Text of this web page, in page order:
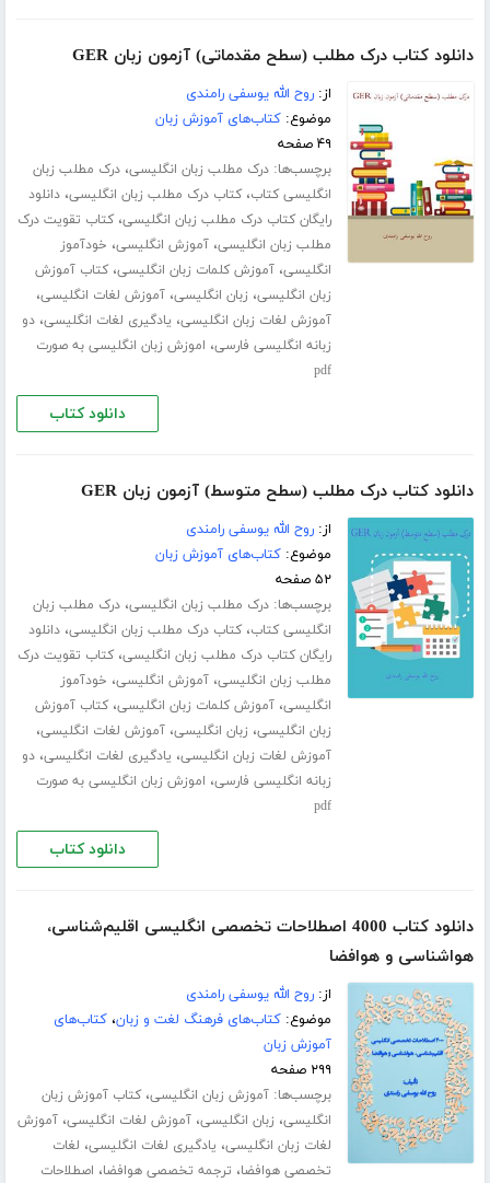
دانلود کتاب درک مطلب (سطح مقدماتی) آزمون زبان GER
از:روح الله یوسفی رامندی
موضوع:کتاب‌های آموزش زبان
۴۹ صفحه
برچسب‌ها:درک مطلب زبان انگلیسی،درک مطلب زبان
انگلیسی کتاب،کتاب درک مطلب زبان انگلیسی،دانلود
رایگان کتاب درک مطلب زبان انگلیسی،کتاب تقویت درک
مطلب زبان انگلیسی،آموزش انگلیسی، خودآموز
انگلیسی،آموزش کلمات زبان انگلیسی،کتاب آموزش
زبان انگلیسی، زبان انگلیسی،آموزش لغات انگلیسی،
آموزش لغات زبان انگلیسی، یادگیری لغات انگلیسی،دو
زبانه انگلیسی فارسی، اموزش زبان انگلیسی به صورت
pdf
دانلود کتاب
دانلود کتاب درک مطلب (سطح متوسط) آزمون زبان GER
از:روح الله یوسفی رامندی
موضوع:کتاب‌های آموزش زبان
۵۲ صفحه
برچسب‌ها:درک مطلب زبان انگلیسی،درک مطلب زبان
انگلیسی کتاب،کتاب درک مطلب زبان انگلیسی،دانلود
رایگان کتاب درک مطلب زبان انگلیسی،کتاب تقویت درک
مطلب زبان انگلیسی،آموزش انگلیسی، خودآموز
انگلیسی،آموزش کلمات زبان انگلیسی،کتاب آموزش
زبان انگلیسی، زبان انگلیسی،آموزش لغات انگلیسی،
آموزش لغات زبان انگلیسی، یادگیری لغات انگلیسی،دو
زبانه انگلیسی فارسی، اموزش زبان انگلیسی به صورت
pdf
دانلود کتاب
دانلود کتاب 4000 اصطلاحات تخصصی انگلیسی اقلیم‌شناسی،
هواشناسی و هوافضا
از:روح الله یوسفی رامندی
موضوع:کتاب‌های فرهنگ لغت و زبان،کتاب‌های
آموزش زبان
۲۹۹ صفحه
برچسب‌ها:آموزش زبان انگلیسی،کتاب آموزش زبان
انگلیسی، زبان انگلیسی،آموزش لغات انگلیسی،آموزش
لغات زبان انگلیسی، یادگیری لغات انگلیسی، لغات
تخصصی هوافضا، ترجمه تخصصی هوافضا، اصطلاحات